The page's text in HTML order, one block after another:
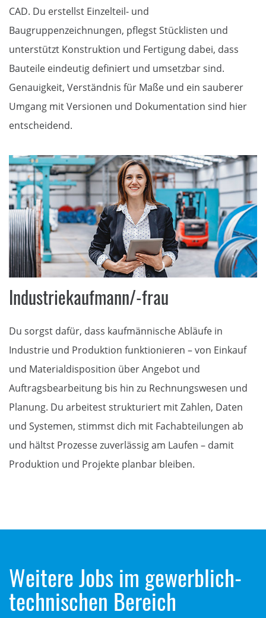
CAD. Du erstellst Einzelteil- und
Baugruppenzeichnungen, pflegst Stücklisten und
unterstützt Konstruktion und Fertigung dabei, dass
Bauteile eindeutig definiert und umsetzbar sind.
Genauigkeit, Verständnis für Maße und ein sauberer
Umgang mit Versionen und Dokumentation sind hier
entscheidend.
Industriekaufmann/-frau
Du sorgst dafür, dass kaufmännische Abläufe in
Industrie und Produktion funktionieren – von Einkauf
und Materialdisposition über Angebot und
Auftragsbearbeitung bis hin zu Rechnungswesen und
Planung. Du arbeitest strukturiert mit Zahlen, Daten
und Systemen, stimmst dich mit Fachabteilungen ab
und hältst Prozesse zuverlässig am Laufen – damit
Produktion und Projekte planbar bleiben.
Weitere Jobs im gewerblich-
technischen Bereich